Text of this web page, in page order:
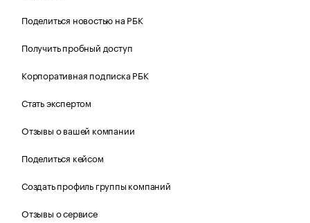
Поделиться новостью на РБК
Получить пробный доступ
Корпоративная подписка РБК
Стать экспертом
Отзывы о вашей компании
Поделиться кейсом
Создать профиль группы компаний
Отзывы о сервисе